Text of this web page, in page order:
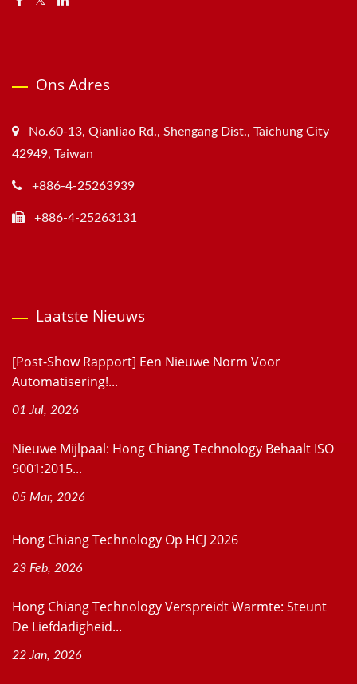
Ons Adres
No.60-13, Qianliao Rd., Shengang Dist., Taichung City
42949, Taiwan
+886-4-25263939
+886-4-25263131
Laatste Nieuws
[Post-Show Rapport] Een Nieuwe Norm Voor
Automatisering!...
01 Jul, 2026
Nieuwe Mijlpaal: Hong Chiang Technology Behaalt ISO
9001:2015...
05 Mar, 2026
Hong Chiang Technology Op HCJ 2026
23 Feb, 2026
Hong Chiang Technology Verspreidt Warmte: Steunt
De Liefdadigheid...
22 Jan, 2026